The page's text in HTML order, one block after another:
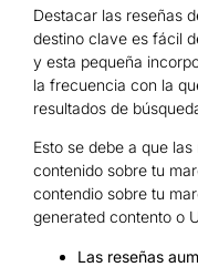
Destacar las reseñas
destino clave es fácil
y esta pequeña
la frecuencia con la
resultados de
Esto se debe a que
contenido sobre tu
contendio sobre tu
generated contento o
Las reseñas